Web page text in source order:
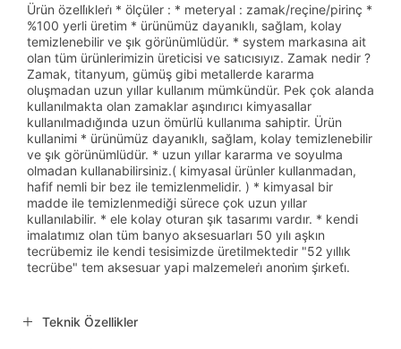
Ürün özelli̇kleri̇ * ölçüler : * meteryal : zamak/reçine/pirinç *
%100 yerli üretim * ürünümüz dayanıklı, sağlam, kolay
temizlenebilir ve şık görünümlüdür. * system markasına ait
olan tüm ürünlerimizin üreticisi ve satıcısıyız. Zamak nedir ?
Zamak, titanyum, gümüş gibi metallerde kararma
oluşmadan uzun yıllar kullanım mümkündür. Pek çok alanda
kullanılmakta olan zamaklar aşındırıcı kimyasallar
kullanılmadığında uzun ömürlü kullanıma sahiptir. Ürün
kullanimi * ürünümüz dayanıklı, sağlam, kolay temizlenebilir
ve şık görünümlüdür. * uzun yıllar kararma ve soyulma
olmadan kullanabilirsiniz.( kimyasal ürünler kullanmadan,
hafif nemli bir bez ile temizlenmelidir. ) * kimyasal bir
madde ile temizlenmediği sürece çok uzun yıllar
kullanılabilir. * ele kolay oturan şık tasarımı vardır. * kendi
imalatımız olan tüm banyo aksesuarları 50 yılı aşkın
tecrübemiz ile kendi tesisimizde üretilmektedir "52 yıllık
tecrübe" tem aksesuar yapi malzemeleri̇ anoni̇m şi̇rketi̇.
Teknik Özellikler